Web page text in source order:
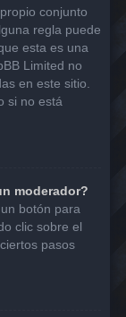
conjunto
regla puede
esta es una
Limited no
en este sitio.
si no está
moderador?
botón para
clic sobre el
pasos